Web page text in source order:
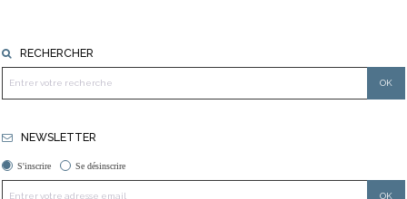
RECHERCHER
NEWSLETTER
S'inscrire Se désinscrire